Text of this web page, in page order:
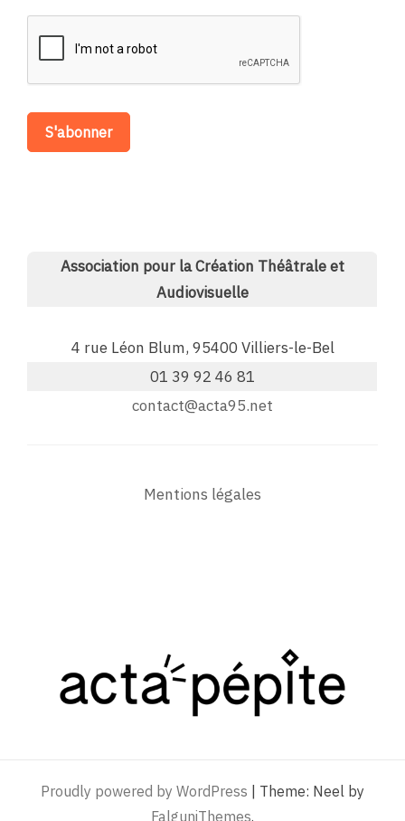
Association pour la Création Théâtrale et
Audiovisuelle
4 rue Léon Blum, 95400 Villiers-le-Bel
01 39 92 46 81
contact@acta95.net
Mentions légales
Proudly powered by WordPress | Theme: Neel by
FalguniThemes.